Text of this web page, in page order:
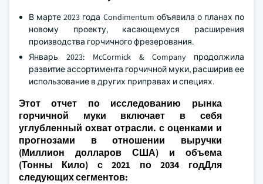
В марте 2023 года Condimentum объявила о планах по
новому проекту, касающемуся расширения
производства горчичного фрезерования.
Январь 2023: McCormick & Company продолжила
развитие ассортимента горчичной муки, расширив ее
использование в других приправах и специях.
Этот отчет по исследованию рынка
горчичной муки включает в себя
углубленный охват отрасли. с оценками и
прогнозами в отношении выручки
(Миллион долларов США) и объема
(Тонны Кило) с 2021 по 2034 годДля
следующих сегментов: